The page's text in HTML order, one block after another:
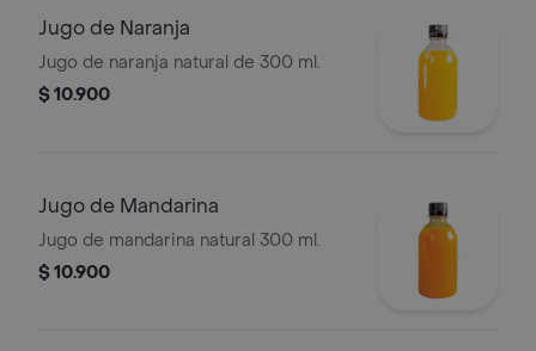
Jugo de Naranja
Jugo de naranja natural de 300 ml.
$ 10.900
Jugo de Mandarina
Jugo de mandarina natural 300 ml.
$ 10.900